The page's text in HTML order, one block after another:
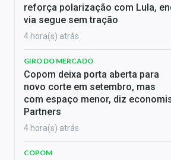
reforça polarização com Lula,
via segue sem tração
4 hora(s) atrás
GIRO DO MERCADO
Copom deixa porta aberta para
novo corte em setembro, mas
com espaço menor, diz
Partners
4 hora(s) atrás
COPOM